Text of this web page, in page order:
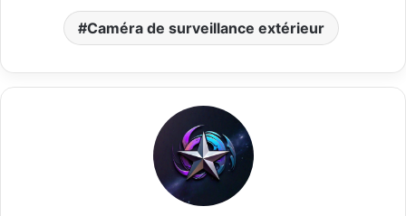
Caméra de surveillance extérieur